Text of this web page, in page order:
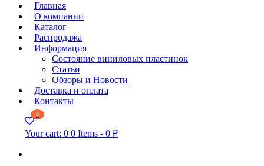
Главная
О компании
Каталог
Распродажа
Информация
Состояние виниловых пластинок
Статьи
Обзоры и Новости
Доставка и оплата
Контакты
0
Your cart: 0 0 Items - 0 ₽